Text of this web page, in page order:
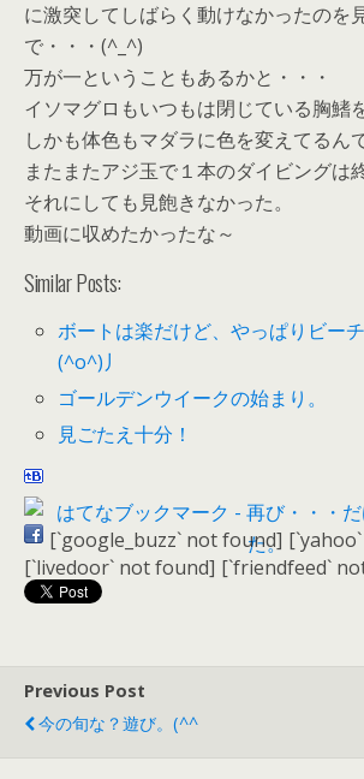
に激突してしばらく動けなかったのを
で・・・(^_^)
万が一ということもあるかと・・・
イソマグロもいつもは閉じている胸鰭
しかも体色もマダラに色を変えてるん
またまたアジ玉で１本のダイビングは
それにしても見飽きなかった。
動画に収めたかったな～
Similar Posts:
ボートは楽だけど、やっぱりビーチ
(^o^)丿
ゴールデンウイークの始まり。
見ごたえ十分！
[`google_buzz` not found]
[`livedoor` not found] [`friendfeed`
Previous Post
今の旬な？遊び。(^^ゞ